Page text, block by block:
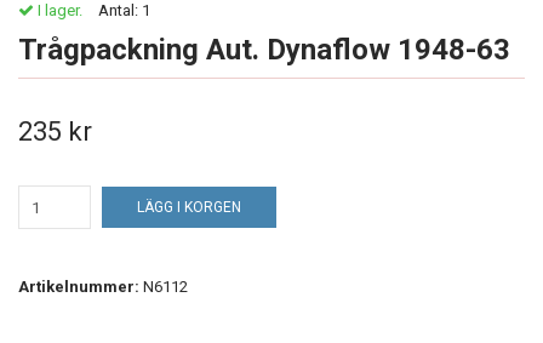
I lager. Antal: 1
Trågpackning Aut. Dynaflow 1948-63
235 kr
LÄGG I KORGEN
Artikelnummer: N6112